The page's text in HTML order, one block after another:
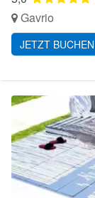
Gavrio
JETZT BUCHEN